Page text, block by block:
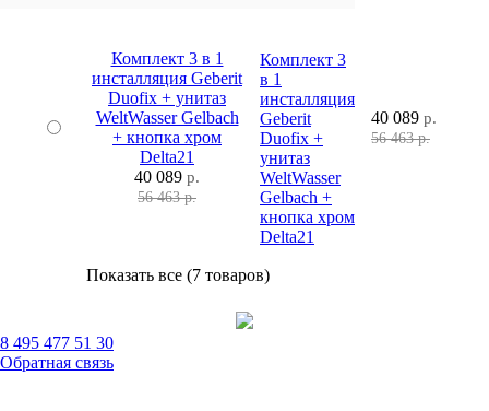
Комплект 3 в 1
инсталляция Geberit
Duofix + унитаз
WeltWasser Gelbach
+ кнопка хром
Delta21
40 089 р.
56 463 р.
Комплект 3
в 1
инсталляция
Geberit
Duofix +
унитаз
WeltWasser
Gelbach +
кнопка хром
Delta21
40 089 р.
56 463 р.
Показать все (7 товаров)
8 495 477 51 30
Обратная связь